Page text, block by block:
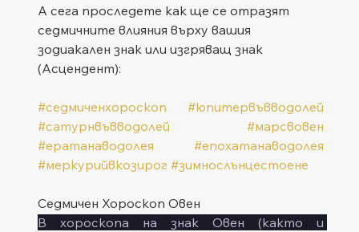
А сега проследете как ще се отразят
седмичните влияния върху вашия
зодиакален знак или изгряващ знак
(Асцендент):
#седмиченхороскоп
#юпитервъвводолей
#сатурнвъвводолей
#марсвовен
#ератанаводолея
#епохатанаводолея
#меркурийвкозирог #зимнослънцестоене
Седмичен Хороскоп Овен
В хороскопа на знак Овен (както и